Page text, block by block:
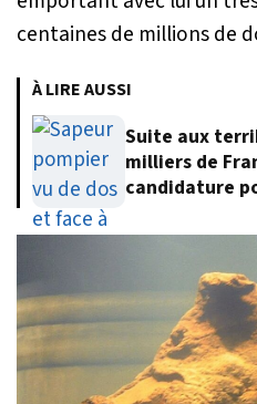
centaines de millions de
À LIRE AUSSI
Suite aux
milliers de
candidature